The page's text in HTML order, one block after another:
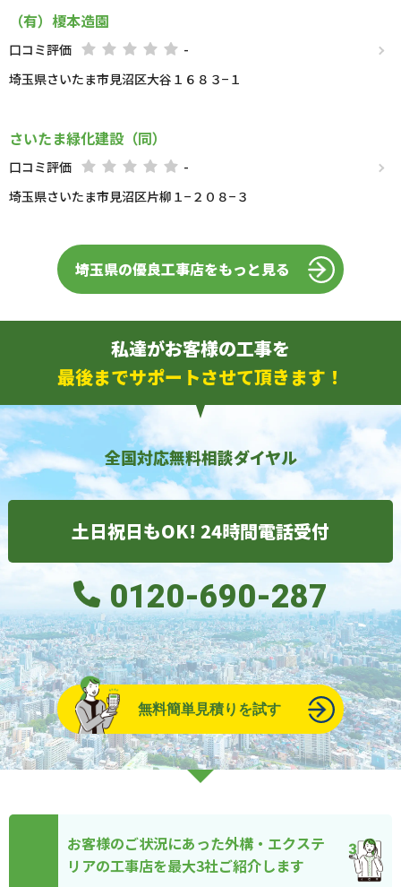
（有）榎本造園
口コミ評価
-
埼玉県さいたま市見沼区大谷１６８３−１
さいたま緑化建設（同）
口コミ評価
-
埼玉県さいたま市見沼区片柳１−２０８−３
埼玉県の優良工事店をもっと見る
私達がお客様の工事を
最後までサポートさせて頂きます！
全国対応無料相談ダイヤル
土日祝日もOK! 24時間電話受付
0120-690-287
無料簡単見積りを試す
お客様のご状況にあった外構・エクステ
リアの工事店を最大3社ご紹介します